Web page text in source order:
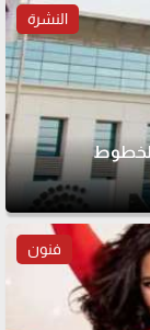
النشرة
فنون